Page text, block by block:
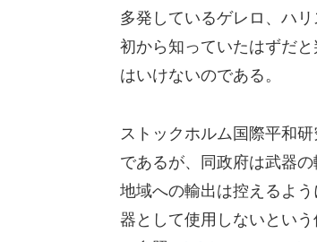
多発しているゲレロ、ハ
初から知っていたはずだ
はいけないのである。
ストックホルム国際平和
であるが、同政府は武器
地域への輸出は控えるよ
器として使用しないとい